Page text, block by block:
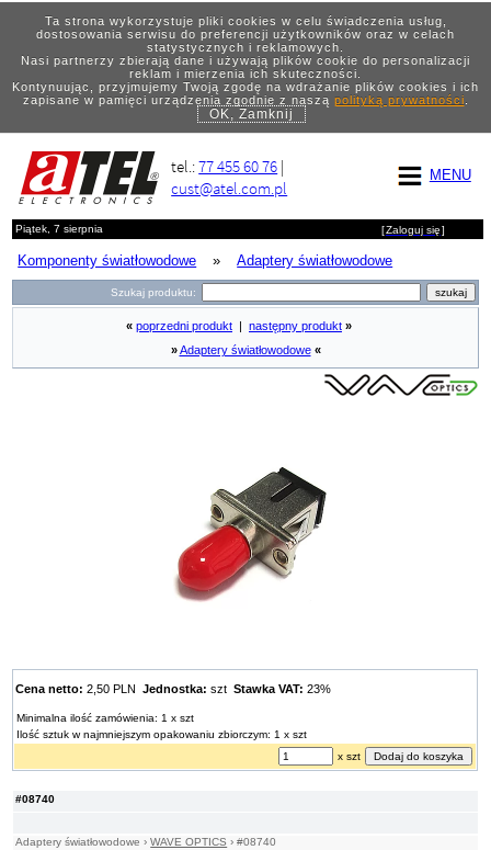
Ta strona wykorzystuje pliki cookies w celu świadczenia usług,
dostosowania serwisu do preferencji użytkowników oraz w celach
statystycznych i reklamowych.
Nasi partnerzy zbierają dane i używają plików cookie do personalizacji
reklam i mierzenia ich skuteczności.
Kontynuując, przyjmujemy Twoją zgodę na wdrażanie plików cookies i ich
zapisane w pamięci urządzenia zgodnie z naszą polityką prywatności.
OK, Zamknij
MENU
tel.:77 455 60 76 |
cust@atel.com.pl
Piątek, 7 sierpnia [Zaloguj się]
Komponenty światłowodowe » Adaptery światłowodowe
Szukaj produktu:
#08740
Adaptery światłowodowe ›WAVE OPTICS ›#08740
« poprzedni produkt następny produkt »
» Adaptery światłowodowe «
Cena netto: 2,50 PLNJednostka: sztStawka VAT: 23%
Minimalna ilość zamówienia: 1 x szt
Ilość sztuk w najmniejszym opakowaniu zbiorczym: 1 x szt
x szt